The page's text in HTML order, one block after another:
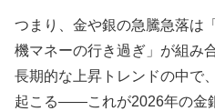
つまり、金や銀の急騰急落は
機マネーの行き過ぎ」が組み
長期的な上昇トレンドの中で
起こる——これが2026年の金